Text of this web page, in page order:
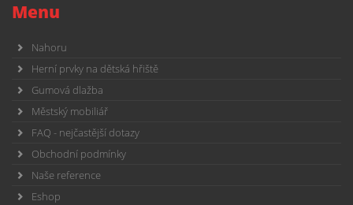
Menu
Nahoru
Herní prvky na dětská hřiště
Gumová dlažba
Městský mobiliář
FAQ - nejčastější dotazy
Obchodní podmínky
Naše reference
Eshop